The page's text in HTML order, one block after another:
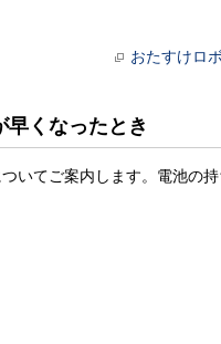
おたすけロ
早くなったとき
いてご案内します。電池の